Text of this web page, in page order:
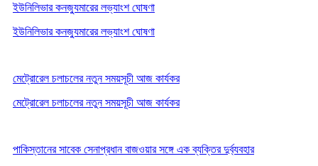
ইউনিলিভার কনজ্যুমারের লভ্যাংশ ঘোষণা
ইউনিলিভার কনজ্যুমারের লভ্যাংশ ঘোষণা
মেট্রোরেল চলাচলের নতুন সময়সূচী আজ কার্যকর
মেট্রোরেল চলাচলের নতুন সময়সূচী আজ কার্যকর
পাকিস্তানের সাবেক সেনাপ্রধান বাজওয়ার সঙ্গে এক ব্যক্তির দুর্ব্যবহার